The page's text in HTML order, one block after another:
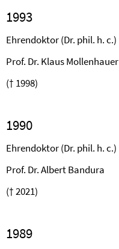
1993
Ehrendoktor (Dr. phil. h. c.)
Prof. Dr. Klaus Mollenhauer
(† 1998)
1990
Ehrendoktor (Dr. phil. h. c.)
Prof. Dr. Albert Bandura
(† 2021)
1989